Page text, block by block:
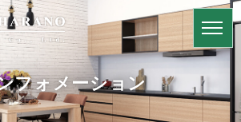
の強み
フォメーション